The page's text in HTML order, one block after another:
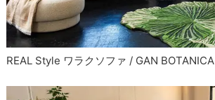
REAL Style ワラクソファ / GAN BOTANICA